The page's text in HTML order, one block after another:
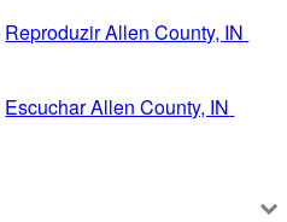
Reproduzir Allen County, IN
Escuchar Allen County, IN